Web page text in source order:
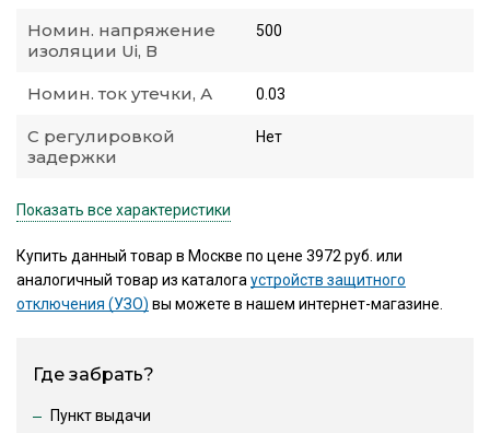
Номин. напряжение
изоляции Ui, В
500
Номин. ток утечки, А 0.03
С регулировкой
задержки
Нет
Показать все характеристики
Купить данный товар в Москве по цене 3972 руб. или
аналогичный товар из каталогаустройств защитного
отключения (УЗО) вы можете в нашем интернет-магазине.
Где забрать?
Пункт выдачи